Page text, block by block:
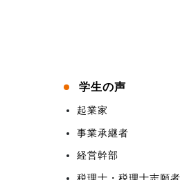
学生の声
起業家
事業承継者
経営幹部
税理士・税理士志願者